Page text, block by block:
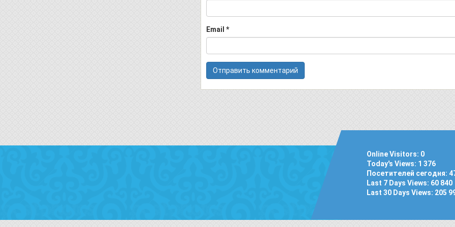
Email *
Online Visitors: 0
Today's Views: 1 376
Посетителей сегодня:
Last 7 Days Views: 60 840
Last 30 Days Views: 205